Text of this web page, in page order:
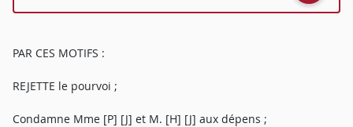
PAR CES MOTIFS :
REJETTE le pourvoi ;
Condamne Mme [P] [J] et M. [H] [J] aux dépens ;